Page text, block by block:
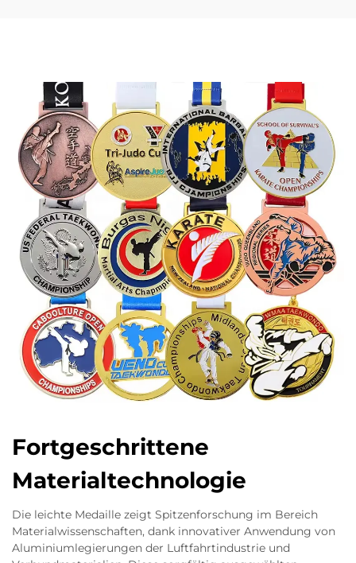
Fortgeschrittene
Materialtechnologie
Die leichte Medaille zeigt Spitzenforschung im Bereich
Materialwissenschaften, dank innovativer Anwendung von
Aluminiumlegierungen der Luftfahrtindustrie und